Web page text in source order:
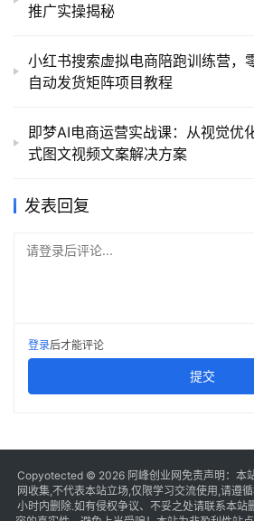
推广实操揭秘
小红书搜索虚拟电商陪跑训练营，
自动发货矩阵项目教程
即梦AI电商运营实战课：从视觉优
式图文视频文案解决方案
发表回复
请登录后评论...
登录后才能评论
提交
Copyotected © 2026 阿峰创业网 免责声明：本
网收集,不代表本站立场,仅限学习交流使用,请遵
小时内删除.如有侵权争议、不妥之处请联系本站